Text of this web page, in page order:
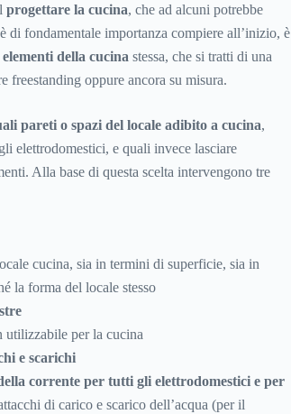
progettare la cucina, che ad alcuni potrebbe
di fondamentale importanza compiere all’inizio, è
della cucina stessa, che si tratti di una
freestanding oppure ancora su misura.
pareti o spazi del locale adibito a cucina,
elettrodomestici, e quali invece lasciare
Alla base di questa scelta intervengono tre
cucina, sia in termini di superficie, sia in
la forma del locale stesso
utilizzabile per la cucina
e scarichi
corrente per tutti gli elettrodomestici e per
di carico e scarico dell’acqua (per il